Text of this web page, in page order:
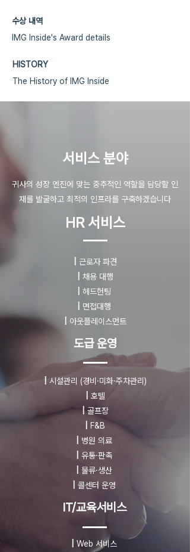
수상 내역
IMG Inside's Award details
HISTORY
The History of IMG Inside
​서비스 분야
귀사의 성장 엔진에 맞는 중추적인 역할을 담당할 인
재를 발굴하고 최적의 인프라를 구축하겠습니다
HR 서비스
근로자 파견
채용 대행
헤드헌팅
면접대행
아웃플레이스먼트
도급 운영
시설관리 (경비·미화·주차관리)
호텔
|골프장
F&B
병원 의료
유통·판촉
물류·생산
콜센터 운영
IT/교육서비스
Web 서비스